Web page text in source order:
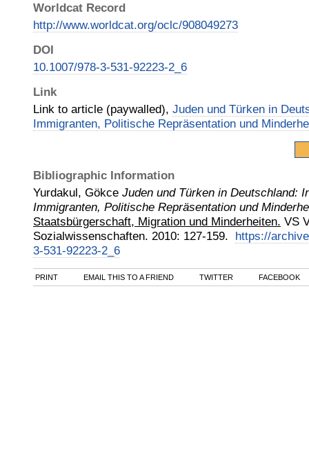
Worldcat Record
http://www.worldcat.org/oclc/908049273
DOI
10.1007/978-3-531-92223-2_6
Link
Link to article (paywalled), Juden und Türken in
Immigranten, Politische Repräsentation und
Bibliographic Information
Yurdakul, Gökce Juden und Türken in Deutschland:
Immigranten, Politische Repräsentation und
Staatsbürgerschaft, Migration und Minderheiten. VS
Sozialwissenschaften. 2010: 127-159. https://
3-531-92223-2_6
PRINT EMAIL THIS TO A FRIEND TWITTER FACEBOOK